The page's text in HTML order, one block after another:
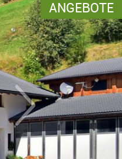
ANGEBOTE
ANGEBOTE